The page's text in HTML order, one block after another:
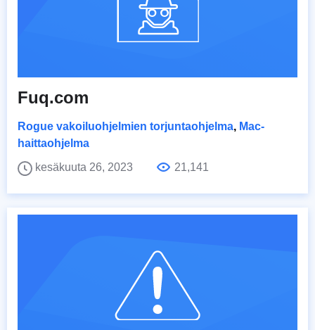
Fuq.com
Rogue vakoiluohjelmien torjuntaohjelma, Mac-
haittaohjelma
kesäkuuta 26, 2023
21,141